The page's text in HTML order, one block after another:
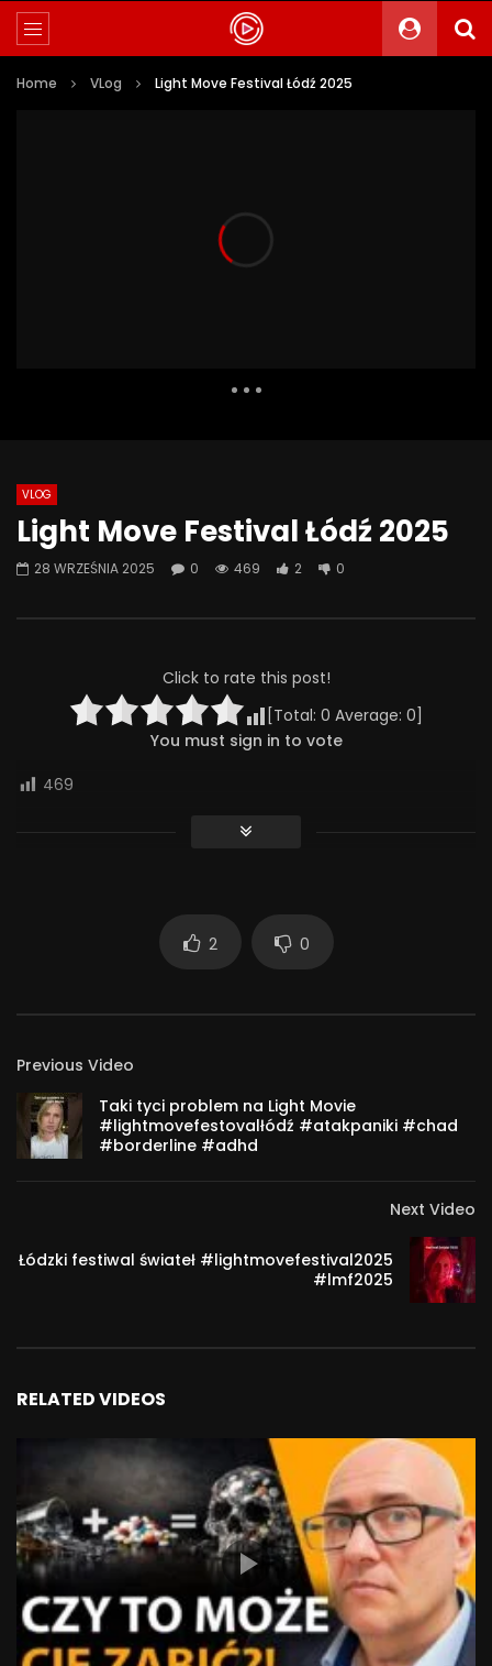
Home VLog Light Move Festival Łódź 2025
Alkohol, leki antydepresyjne (SSRI)
i benzodiazepiny – FATALNE
#143
VLOG
Light Move Festival Łódź 2025
28 WRZEŚNIA 2025 0 469 2 0
Click to rate this post!
[Total: 0 Average: 0]
You must sign in to vote
469
2 0
Previous Video
Taki tyci problem na Light Movie
#lightmovefestovalłódź #atakpaniki #chad
#borderline #adhd
Next Video
Łódzki festiwal świateł #lightmovefestival2025
#lmf2025
RELATED VIDEOS